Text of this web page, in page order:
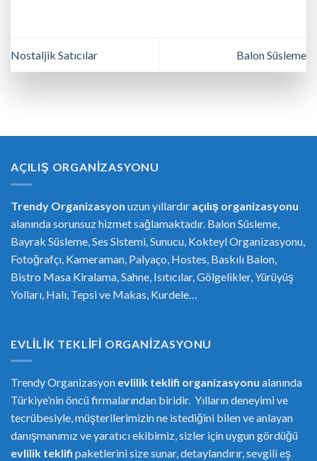
Nostaljik Satıcılar Balon Süsleme
AÇILIŞ ORGANIZASYONU
Trendy Organizasyon uzun yıllardır açılış organizasyonu
alanında sorunsuz hizmet sağlamaktadır. Balon Süsleme,
Bayrak Süsleme, Ses Sistemi, Sunucu, Kokteyl Organizasyonu,
Fotoğrafçı, Kameraman, Palyaço, Hostes, Baskılı Balon,
Bistro Masa Kiralama, Sahne, Isıtıcılar, Gölgelikler, Yürüyüş
Yolları, Halı, Tepsi ve Makas, Kurdele…
EVLILIK TEKLIFI ORGANIZASYONU
Trendy Organizasyon evlilik teklifi organizasyonu alanında
Türkiye’nin öncü firmalarından biridir. Yılların deneyimi ve
tecrübesiyle, müşterilerimizin ne istediğini bilen ve anlayan
danışmanımız ve yaratıcı ekibimiz, sizler için uygun gördüğü
evlilik teklifi paketlerini size sunar, detaylandırır, sevgili eş